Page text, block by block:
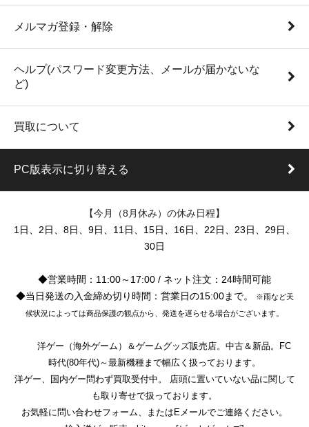
メルマガ登録・解除
ヘルプ(パスワード変更方法、メールが届かないな
ど)
買取について
PC版表示に切り替える
【今月（8月休み）の休み日程】
1日、2日、8日、9日、11日、15日、16日、22日、23日、29日、
30日
◆営業時間：11:00～17:00 / ネット注文：24時間可能
◆当日発送の入金締め切り時間：営業日の15:00まで。
※雨など天
候状況によっては商品保護の観点から、発送を遅らせる場合がございます。
洋ゲー（海外ゲーム）＆ゲームグッズ販売店。中古＆新品。FC
時代(80年代)～最新機種まで幅広く扱っております。
洋ゲー、国内ゲー問わず買取受付中。 店頭に置いていない品に関して
も取り寄せで扱っております。
お気軽に問い合わせフォーム、またはEメールでご連絡ください。